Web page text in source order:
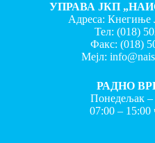
УПРАВА ЈКП
Адреса:
Тел: (018)
Факс:(018)
Мејл:
РАДНО
Понедељак –
07:00 – 15:00